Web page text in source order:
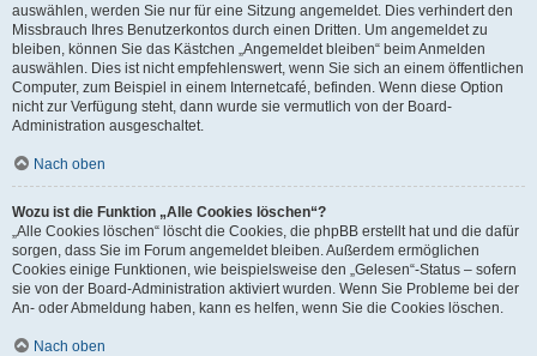
auswählen, werden Sie nur für eine Sitzung angemeldet. Dies verhindert den
Missbrauch Ihres Benutzerkontos durch einen Dritten. Um angemeldet zu
bleiben, können Sie das Kästchen „Angemeldet bleiben“ beim Anmelden
auswählen. Dies ist nicht empfehlenswert, wenn Sie sich an einem öffentlichen
Computer, zum Beispiel in einem Internetcafé, befinden. Wenn diese Option
nicht zur Verfügung steht, dann wurde sie vermutlich von der Board-
Administration ausgeschaltet.
Nach oben
Wozu ist die Funktion „Alle Cookies löschen“?
„Alle Cookies löschen“ löscht die Cookies, die phpBB erstellt hat und die dafür
sorgen, dass Sie im Forum angemeldet bleiben. Außerdem ermöglichen
Cookies einige Funktionen, wie beispielsweise den „Gelesen“-Status – sofern
sie von der Board-Administration aktiviert wurden. Wenn Sie Probleme bei der
An- oder Abmeldung haben, kann es helfen, wenn Sie die Cookies löschen.
Nach oben